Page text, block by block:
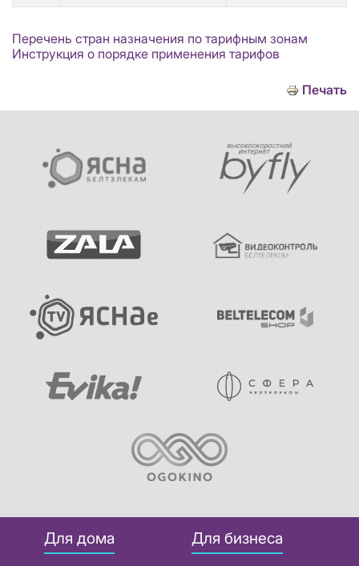
Перечень стран назначения по тарифным зонам
Инструкция о порядке применения тарифов
Печать
Для дома Для бизнеса